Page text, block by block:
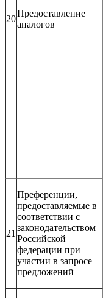
20
Предоставление
аналогов
21
Преференции,
предоставляемые в
соответствии с
законодательством
Российской
федерации при
участии в запросе
предложений